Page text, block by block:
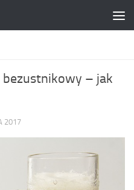
– jak
2017